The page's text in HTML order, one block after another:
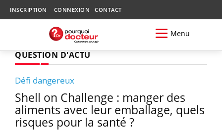
INSCRIPTION CONNEXION CONTACT
Menu
QUESTION D'ACTU
Défi dangereux
Shell on Challenge : manger des
aliments avec leur emballage, quels
risques pour la santé ?